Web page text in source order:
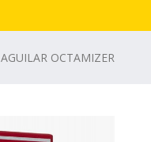
AGUILAR OCTAMIZER